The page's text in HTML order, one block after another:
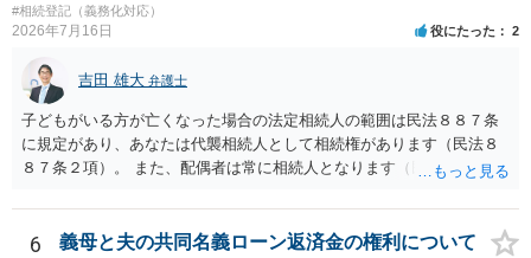
と拒否することはできます。理由を説明する必要はありません。
#相続登記（義務化対応）
2026年7月16日 役にたった 2
吉田 雄大 弁護士
子どもがいる方が亡くなった場合の法定相続人の範囲は民法８８７条
に規定があり、あなたは代襲相続人として相続権があります（民法８
８７条２項）。 また、配偶者は常に相続人となります（民法８９０
も相続権があります。つまり、孫５人に加えて「おじ又はおば」にも
相続権がある可能性があります。
6
義母と夫の共同名義ローン返済金の権利について